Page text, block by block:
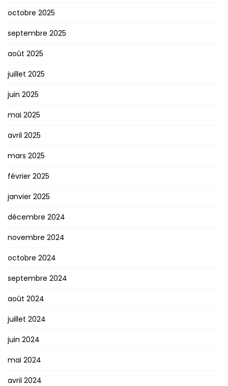
octobre 2025
septembre 2025
août 2025
juillet 2025
juin 2025
mai 2025
avril 2025
mars 2025
février 2025
janvier 2025
décembre 2024
novembre 2024
octobre 2024
septembre 2024
août 2024
juillet 2024
juin 2024
mai 2024
avril 2024